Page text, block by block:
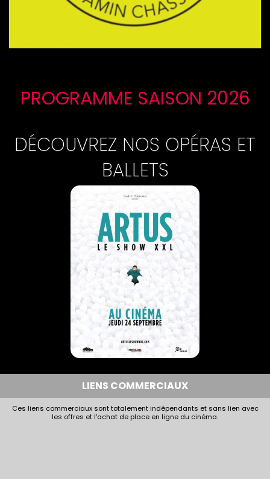
PROGRAMME SAISON 2026
DÉCOUVREZ NOS OPÉRAS ET
BALLETS
Comédie |01h40
LIENS COMMERCIAUX
Ces liens commerciaux sont totalement indépendants et sans lien avec
les offres et l'achat de place en ligne du cinéma.